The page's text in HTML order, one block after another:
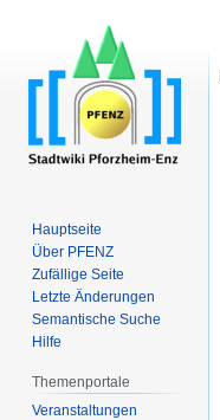
Hauptseite
Über PFENZ
Zufällige Seite
Letzte Änderungen
Semantische Suche
Hilfe
Themenportale
Veranstaltungen